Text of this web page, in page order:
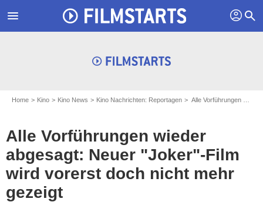
menu profil search
Home Kino Kino News Kino Nachrichten: Reportagen Alle Vorführungen wieder abgesagt: Neuer "Joker"-Film wird vorerst doch nicht mehr gezeigt
Alle Vorführungen wieder
abgesagt: Neuer "Joker"-Film
wird vorerst doch nicht mehr
gezeigt